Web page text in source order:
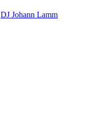
DJ Johann Lamm